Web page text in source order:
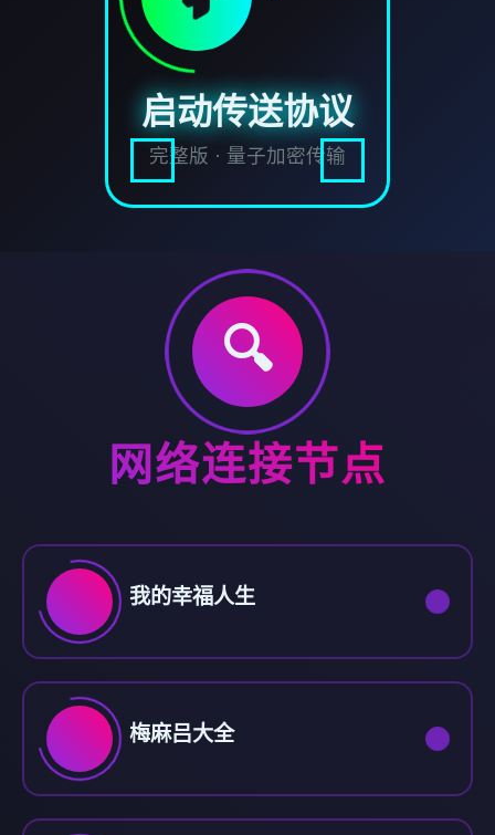
启动传送协议
完整版 · 量子加密传输
🔍
网络连接节点
我的幸福人生
梅麻吕大全